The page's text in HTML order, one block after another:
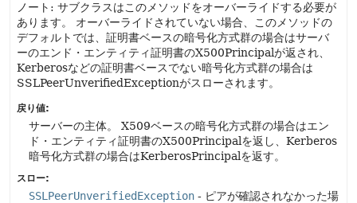
ノート: サブクラスはこのメソッドをオーバーライドする必要が
あります。
オーバーライドされていない場合、このメソッドの
デフォルトでは、証明書ベースの暗号化方式群の場合はサーバ
ーのエンド・エンティティ証明書のX500Principalが返され、
Kerberosなどの証明書ベースでない暗号化方式群の場合は
SSLPeerUnverifiedExceptionがスローされます。
戻り値:
サーバーの主体。
X509ベースの暗号化方式群の場合はエン
ド・エンティティ証明書のX500Principalを返し、Kerberos
暗号化方式群の場合はKerberosPrincipalを返す。
スロー:
SSLPeerUnverifiedException - ピアが確認されなかった場